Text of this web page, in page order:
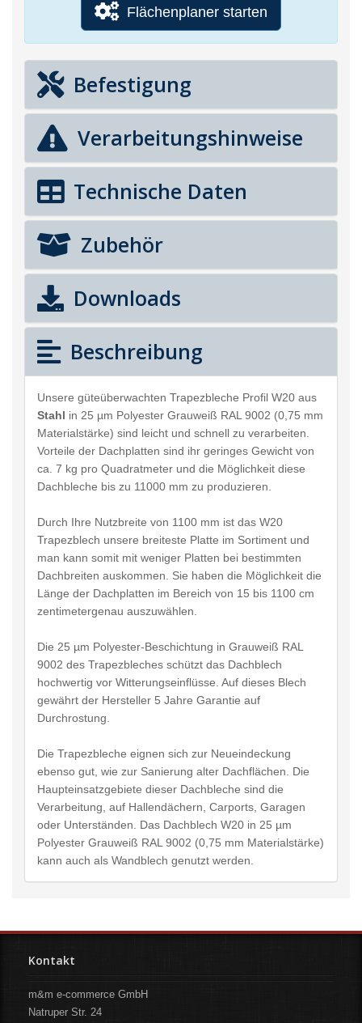
Flächenplaner starten
Befestigung
Verarbeitungshinweise
Technische Daten
Zubehör
Downloads
Beschreibung
Unsere güteüberwachten Trapezbleche Profil W20 aus
Stahl in 25 µm Polyester Grauweiß RAL 9002 (0,75 mm
Materialstärke) sind leicht und schnell zu verarbeiten.
Vorteile der Dachplatten sind ihr geringes Gewicht von
ca. 7 kg pro Quadratmeter und die Möglichkeit diese
Dachbleche bis zu 11000 mm zu produzieren.
Durch Ihre Nutzbreite von 1100 mm ist das W20
Trapezblech unsere breiteste Platte im Sortiment und
man kann somit mit weniger Platten bei bestimmten
Dachbreiten auskommen. Sie haben die Möglichkeit die
Länge der Dachplatten im Bereich von 15 bis 1100 cm
zentimetergenau auszuwählen.
Die 25 µm Polyester-Beschichtung in Grauweiß RAL
9002 des Trapezbleches schützt das Dachblech
hochwertig vor Witterungseinflüsse. Auf dieses Blech
gewährt der Hersteller 5 Jahre Garantie auf
Durchrostung.
Die Trapezbleche eignen sich zur Neueindeckung
ebenso gut, wie zur Sanierung alter Dachflächen. Die
Haupteinsatzgebiete dieser Dachbleche sind die
Verarbeitung, auf Hallendächern, Carports, Garagen
oder Unterständen. Das Dachblech W20 in 25 µm
Polyester Grauweiß RAL 9002 (0,75 mm Materialstärke)
kann auch als Wandblech genutzt werden.
Kontakt
m&m e-commerce GmbH
Natruper Str. 24